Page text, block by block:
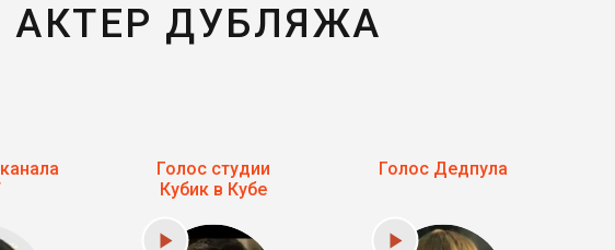
ДУБЛЯЖА
Голос студии
Кубик в Кубе
Голос Дедпула